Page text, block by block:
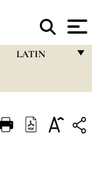
LATIN
ITALIANO